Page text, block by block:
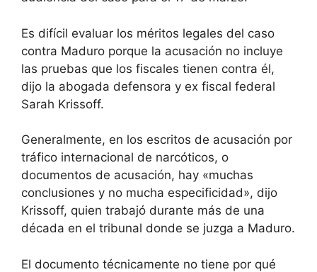
Es difícil evaluar los méritos legales del caso
contra Maduro porque la acusación no incluye
las pruebas que los fiscales tienen contra él,
dijo la abogada defensora y ex fiscal federal
Sarah Krissoff.
Generalmente, en los escritos de acusación por
tráfico internacional de narcóticos, o
documentos de acusación, hay «muchas
conclusiones y no mucha especificidad», dijo
Krissoff, quien trabajó durante más de una
década en el tribunal donde se juzga a Maduro.
El documento técnicamente no tiene por qué